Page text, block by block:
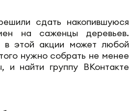
сдать накопившуюся
на саженцы деревьев.
в этой акции может любой
нужно собрать не менее
и найти группу ВКонтакте